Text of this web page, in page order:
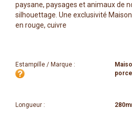
paysane, paysages et animaux de
silhouettage. Une exclusivité
en rouge, cuivre
Estampille / Marque :
Longueur :